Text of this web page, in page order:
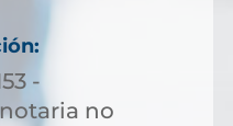
-
notaria no